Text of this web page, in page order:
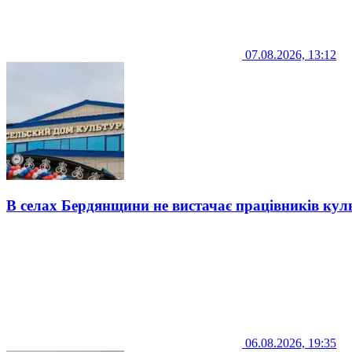
07.08.2026, 13:12
В селах Бердянщини не вистачає працівників
06.08.2026, 19:35